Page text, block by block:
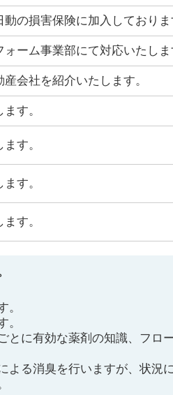
の損害保険に加入しておりま
ォーム事業部にて対応いたしま
会社を紹介いたします。
す。
す。
す。
す。
。
。
とに有効な薬剤の知識、フロ
よる消臭を行いますが、状況